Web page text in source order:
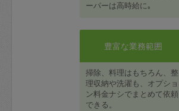
ーパーは高時給に｡
豊富な業務範囲
掃除、料理はもちろん、整
理収納や洗濯も、オプショ
ン料金ナシでまとめて依頼
できる。